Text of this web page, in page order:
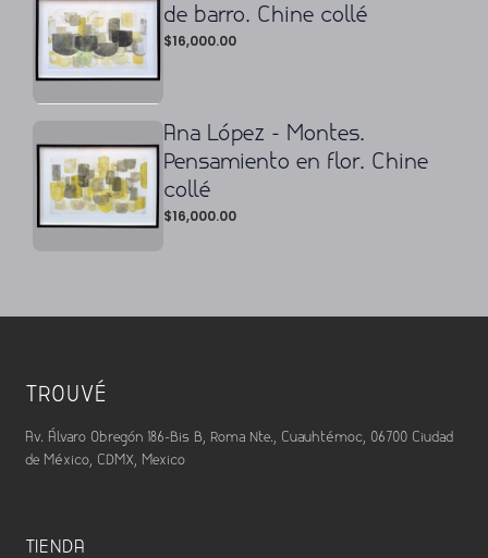
de barro. Chine collé
$16,000.00
Ana López - Montes.
Pensamiento en flor. Chine
collé
$16,000.00
TROUVÉ
Av. Álvaro Obregón 186-Bis B, Roma Nte., Cuauhtémoc, 06700 Ciudad
de México, CDMX, Mexico
TIENDA